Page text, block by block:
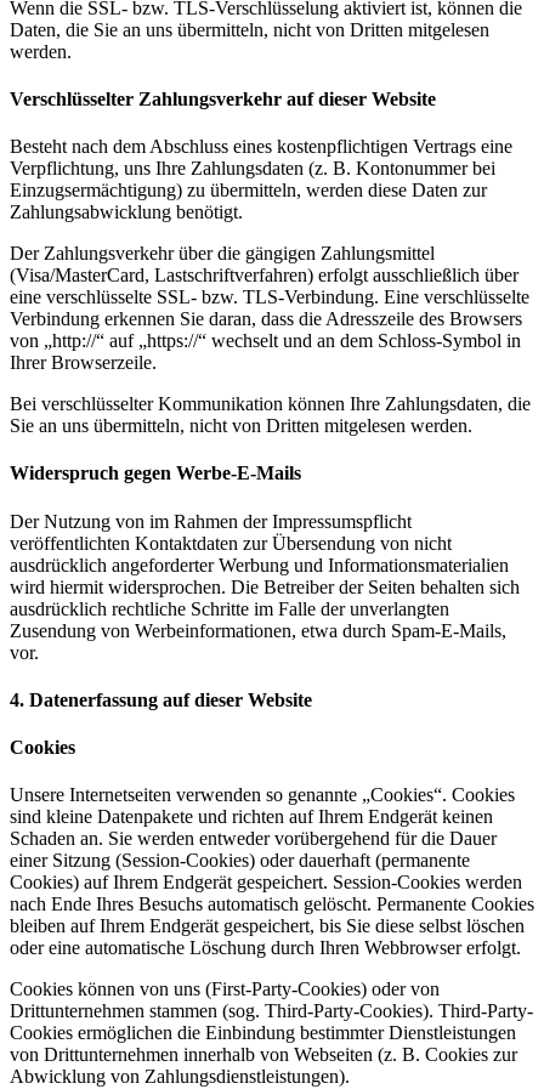
Wenn die SSL- bzw. TLS-Verschlüsselung aktiviert ist, können die
Daten, die Sie an uns übermitteln, nicht von Dritten mitgelesen
werden.
Verschlüsselter Zahlungsverkehr auf dieser Website
Besteht nach dem Abschluss eines kostenpflichtigen Vertrags eine
Verpflichtung, uns Ihre Zahlungsdaten (z. B. Kontonummer bei
Einzugsermächtigung) zu übermitteln, werden diese Daten zur
Zahlungsabwicklung benötigt.
Der Zahlungsverkehr über die gängigen Zahlungsmittel
(Visa/MasterCard, Lastschriftverfahren) erfolgt ausschließlich über
eine verschlüsselte SSL- bzw. TLS-Verbindung. Eine verschlüsselte
Verbindung erkennen Sie daran, dass die Adresszeile des Browsers
von „http://“ auf „https://“ wechselt und an dem Schloss-Symbol in
Ihrer Browserzeile.
Bei verschlüsselter Kommunikation können Ihre Zahlungsdaten, die
Sie an uns übermitteln, nicht von Dritten mitgelesen werden.
Widerspruch gegen Werbe-E-Mails
Der Nutzung von im Rahmen der Impressumspflicht
veröffentlichten Kontaktdaten zur Übersendung von nicht
ausdrücklich angeforderter Werbung und Informationsmaterialien
wird hiermit widersprochen. Die Betreiber der Seiten behalten sich
ausdrücklich rechtliche Schritte im Falle der unverlangten
Zusendung von Werbeinformationen, etwa durch Spam-E-Mails,
vor.
4. Datenerfassung auf dieser Website
Cookies
Unsere Internetseiten verwenden so genannte „Cookies“. Cookies
sind kleine Datenpakete und richten auf Ihrem Endgerät keinen
Schaden an. Sie werden entweder vorübergehend für die Dauer
einer Sitzung (Session-Cookies) oder dauerhaft (permanente
Cookies) auf Ihrem Endgerät gespeichert. Session-Cookies werden
nach Ende Ihres Besuchs automatisch gelöscht. Permanente Cookies
bleiben auf Ihrem Endgerät gespeichert, bis Sie diese selbst löschen
oder eine automatische Löschung durch Ihren Webbrowser erfolgt.
Cookies können von uns (First-Party-Cookies) oder von
Drittunternehmen stammen (sog. Third-Party-Cookies). Third-Party-
Cookies ermöglichen die Einbindung bestimmter Dienstleistungen
von Drittunternehmen innerhalb von Webseiten (z. B. Cookies zur
Abwicklung von Zahlungsdienstleistungen).